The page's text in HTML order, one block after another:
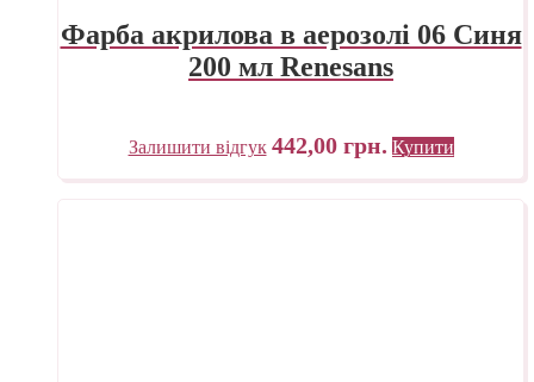
Фарба акрилова в аерозолі 06 Синя
200 мл Renesans
Залишити відгук 442,00 грн. Купити